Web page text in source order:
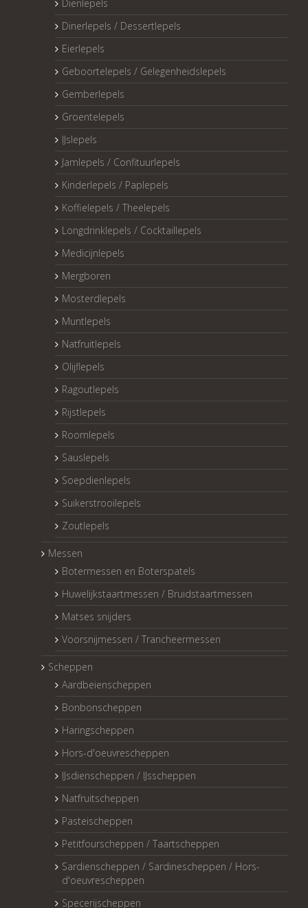
Dienlepels
Dinerlepels / Dessertlepels
Eierlepels
Geboortelepels / Gelegenheidslepels
Gemberlepels
Groentelepels
IJslepels
Jamlepels / Confituurlepels
Kinderlepels / Paplepels
Koffielepels / Theelepels
Longdrinklepels / Cocktaillepels
Medicijnlepels
Mergboren
Mosterdlepels
Muntlepels
Natfruitlepels
Olijflepels
Ragoutlepels
Rijstlepels
Roomlepels
Sauslepels
Soepdienlepels
Suikerstrooilepels
Zoutlepels
Messen
Botermessen en Boterspatels
Huwelijkstaartmessen / Bruidstaartmessen
Matses snijders
Voorsnijmessen / Trancheermessen
Scheppen
Aardbeienscheppen
Bonbonscheppen
Haringscheppen
Hors-d'oeuvrescheppen
IJsdienscheppen / IJsscheppen
Natfruitscheppen
Pasteischeppen
Petitfourscheppen / Taartscheppen
Sardienscheppen / Sardinescheppen / Hors-
d'oeuvrescheppen
Specerijscheppen